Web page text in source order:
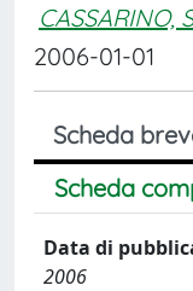
CASSARINO,
2006-01-01
Scheda
Scheda
Data di
2006